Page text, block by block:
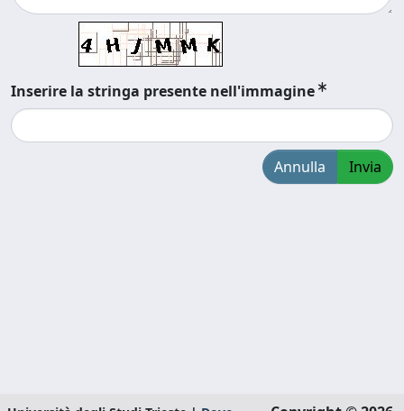
Inserire la stringa presente nell'immagine
Annulla Invia